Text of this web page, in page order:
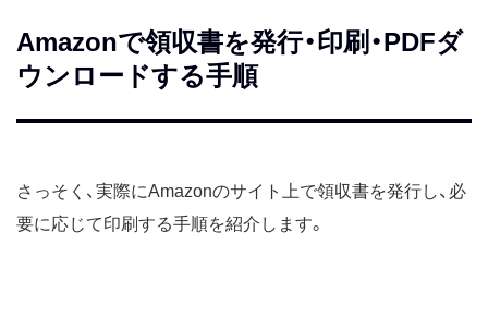
Amazonで領収書を発行・印刷・PDFダ
ウンロードする手順
さっそく、実際にAmazonのサイト上で領収書を発行し、必
要に応じて印刷する手順を紹介します。